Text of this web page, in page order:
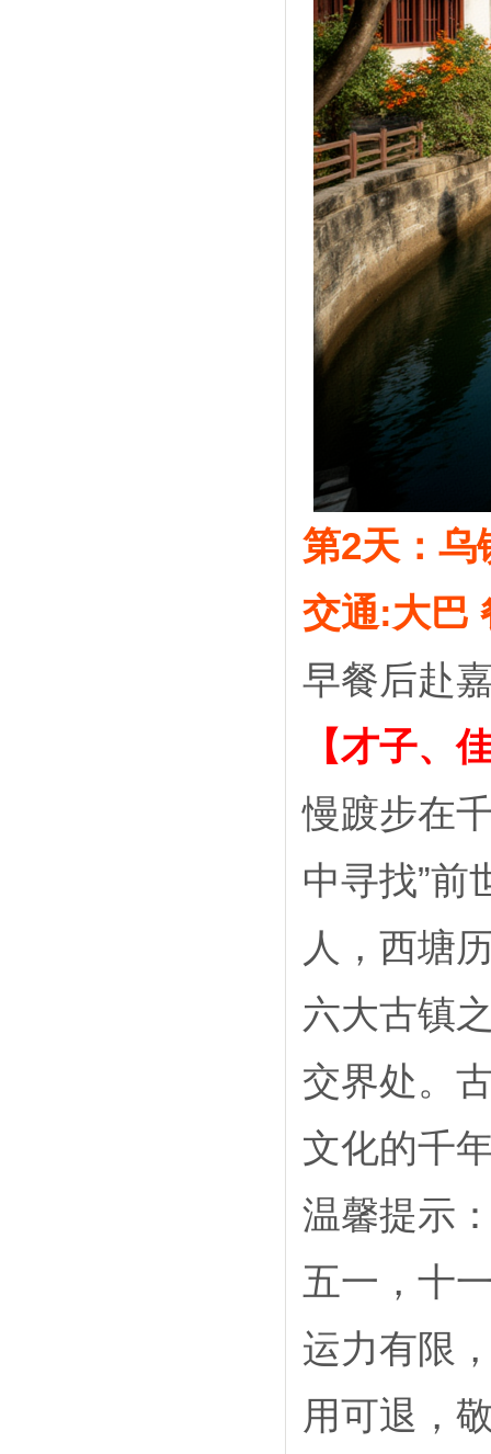
第2天：乌
交通:大巴
早餐后赴
【才子、
慢踱步在
中寻找”前
人，西塘
六大古镇
交界处。
文化的千
温馨提示
五一，十
运力有限
用可退，